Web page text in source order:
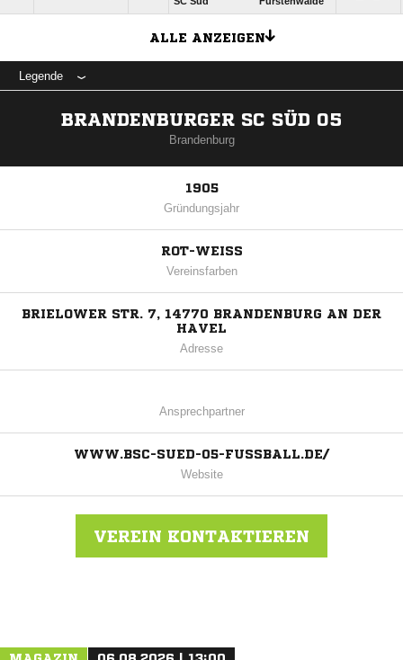
ALLE ANZEIGEN
Legende
BRANDENBURGER SC SÜD 05
Brandenburg
1905
Gründungsjahr
ROT-WEISS
Vereinsfarben
BRIELOWER STR. 7, 14770 BRANDENBURG AN DER
HAVEL
Adresse
Ansprechpartner
WWW.BSC-SUED-05-FUSSBALL.DE/
Website
VEREIN KONTAKTIEREN